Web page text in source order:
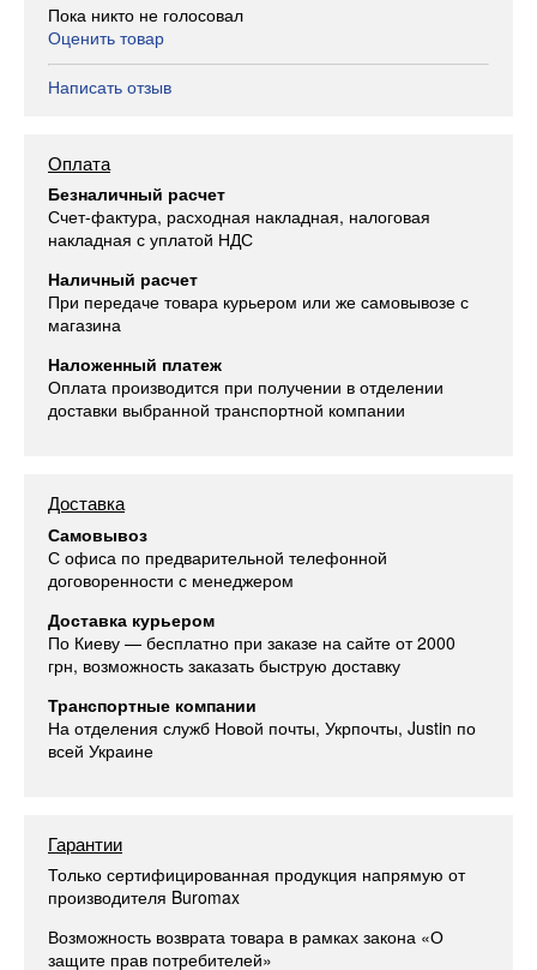
Пока никто не голосовал
Оценить товар
Написать отзыв
Оплата
Безналичный расчет
Счет-фактура, расходная накладная, налоговая
накладная с уплатой НДС
Наличный расчет
При передаче товара курьером или же самовывозе с
магазина
Наложенный платеж
Оплата производится при получении в отделении
доставки выбранной транспортной компании
Доставка
Самовывоз
С офиса по предварительной телефонной
договоренности с менеджером
Доставка курьером
По Киеву — бесплатно при заказе на сайте от 2000
грн, возможность заказать быструю доставку
Транспортные компании
На отделения служб Новой почты, Укрпочты, Justin по
всей Украине
Гарантии
Только сертифицированная продукция напрямую от
производителя Buromax
Возможность возврата товара в рамках закона «О
защите прав потребителей»